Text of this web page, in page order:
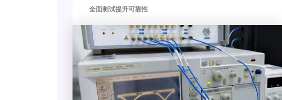
全面测试提升可靠性